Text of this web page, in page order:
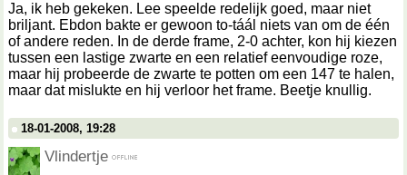
Ja, ik heb gekeken. Lee speelde redelijk goed, maar niet
briljant. Ebdon bakte er gewoon to-táál niets van om de één
of andere reden. In de derde frame, 2-0 achter, kon hij kiezen
tussen een lastige zwarte en een relatief eenvoudige roze,
maar hij probeerde de zwarte te potten om een 147 te halen,
maar dat mislukte en hij verloor het frame. Beetje knullig.
18-01-2008, 19:28
Vlindertje